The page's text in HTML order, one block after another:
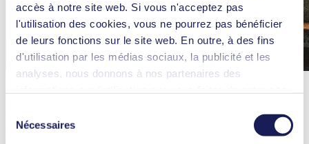
accès à notre site web. Si vous n'acceptez pas
l'utilisation des cookies, vous ne pourrez pas bénéficier
de leurs fonctions sur le site web. En outre, à des fins
d'utilisation par les médias sociaux, la publicité et les
analyses, nous donnons à nos partenaires des
informations à d'autres données que vous leur avez
fournies ou qu'ils ont collectées dans le cadre de votre
Nécessaires
Une réussite partagée : Les employés de KNF célèbrent la
production de la 50 000e pompe à Munzingen en 1972.
Car en tant que leader technologique, KNF s'appuie sur le
développement constant de ses produits, ainsi que sur une qualité et
une fiabilité maximales. Des employés compétents et engagés, ainsi